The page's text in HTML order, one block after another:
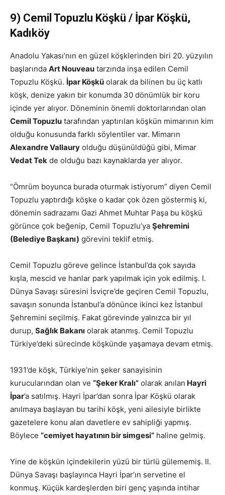
9) Cemil Topuzlu Köşkü / İpar Köşkü,
Kadıköy
Anadolu Yakası’nın en güzel köşklerinden biri 20. yüzyılın
başlarında Art Nouveau tarzında inşa edilen Cemil
Topuzlu Köşkü. İpar Köşkü olarak da bilinen bu üç katlı
köşk, denize yakın bir konumda 30 dönümlük bir koru
içinde yer alıyor. Döneminin önemli doktorlarından olan
Cemil Topuzlu tarafından yaptırılan köşkün mimarının kim
olduğu konusunda farklı söylentiler var. Mimarın
Alexandre Vallaury olduğu düşünüldüğü gibi, Mimar
Vedat Tek de olduğu bazı kaynaklarda yer alıyor.
“Ömrüm boyunca burada oturmak istiyorum” diyen Cemil
Topuzlu yaptırdığı köşke o kadar çok özen göstermiş ki,
dönemin sadrazamı Gazi Ahmet Muhtar Paşa bu köşkü
görünce çok beğenip, Cemil Topuzlu’ya Şehremini
(Belediye Başkanı) görevini teklif etmiş.
Cemil Topuzlu göreve gelince İstanbul’da çok sayıda
kışla, mescid ve hanlar park yapılmak için yok edilmiş. I.
Dünya Savaşı süresini İsviçre’de geçiren Cemil Topuzlu,
savaşın sonunda İstanbul’a dönünce ikinci kez İstanbul
Şehremini seçilmiş. Fakat görevinde yalnızca bir yıl
durup, Sağlık Bakanı olarak atanmış. Cemil Topuzlu
Türkiye’deki sürecinde köşkünde yaşamaya devam etmiş.
1931’de köşk, Türkiye’nin şeker sanayisinin
kurucularından olan ve “Şeker Kralı” olarak anılan Hayri
İpar’a satılmış. Hayri İpar’dan sonra İpar Köşkü olarak
anılmaya başlayan bu tarihi köşk, yeni ailesiyle birlikte
gazetelere konu alan davetlere ev sahipliği yapmış.
Böylece “cemiyet hayatının bir simgesi” haline gelmiş.
Yine de köşkün içindekilerin yüzü bir türlü gülememiş. II.
Dünya Savaşı başlayınca Hayri İpar’ın servetine el
konmuş. Küçük kardeşlerden biri genç yaşında intihar